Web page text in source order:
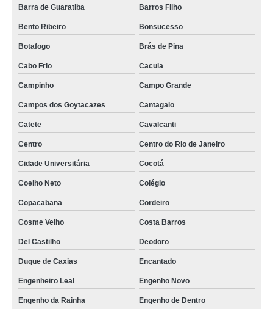
Barra de Guaratiba Barros Filho
Bento Ribeiro Bonsucesso
Botafogo Brás de Pina
Cabo Frio Cacuia
Campinho Campo Grande
Campos dos Goytacazes Cantagalo
Catete Cavalcanti
Centro Centro do Rio de Janeiro
Cidade Universitária Cocotá
Coelho Neto Colégio
Copacabana Cordeiro
Cosme Velho Costa Barros
Del Castilho Deodoro
Duque de Caxias Encantado
Engenheiro Leal Engenho Novo
Engenho da Rainha Engenho de Dentro